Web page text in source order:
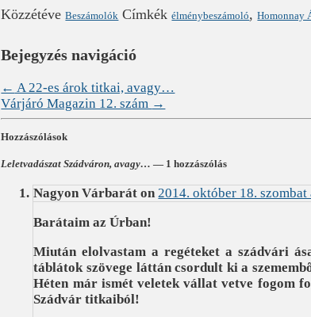
Közzétéve Beszámolók Címkék élménybeszámoló,Homonnay
Bejegyzés navigáció
← A 22-es árok titkai, avagy…
Várjáró Magazin 12. szám →
Hozzászólások
Leletvadászat Szádváron, avagy… — 1 hozzászólás
Nagyon Várbarát on 2014. október 18. szombat
Barátaim az Úrban!
Miután elolvastam a regéteket a szádvári
táblátok szövege láttán csordult ki a
Héten már ismét veletek vállat vetve fogom
Szádvár titkaiból!